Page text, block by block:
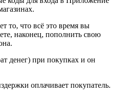
то, что всё это время вы
наконец, пополнить свою
денег) при покупках и он
оплачивает покупатель.